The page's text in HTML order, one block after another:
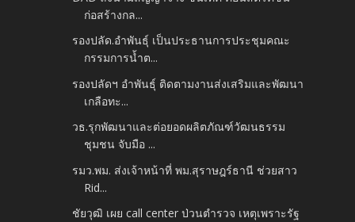
ก่อสร้างกล...
รองปลัด.อำพันธุ์ เป็นประธานการประชุมคณะ
กรรมการน้ำต...
รองปลัดฯ อำพันธุ์ ติดตามงานส่งเสริมและพัฒนา
เกลือทะ...
วธ.รุกพัฒนาและต่อยอดผลิตภัณฑ์วัฒนธรรม
ชุมชน จับมือ ...
รมว.พม. ส่งเจ้าหน้าที่ พม.สุราษฎร์ธานี ช่วยสาว
Rid...
ชัยวุฒิ เผย call center ป่วนตำรวจ เหตุเพราะรัฐ